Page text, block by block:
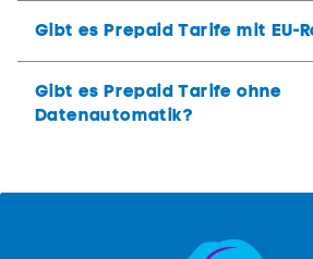
Gibt es Prepaid Tarife mit EU-
Gibt es Prepaid Tarife ohne
Datenautomatik?